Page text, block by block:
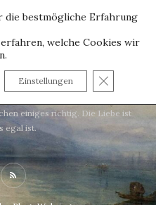
und ohne
einiges richtig. Die Liebe ist
egal ist.
die bestmögliche Erfahrung
welche Cookies wir
Einstellungen GDPR